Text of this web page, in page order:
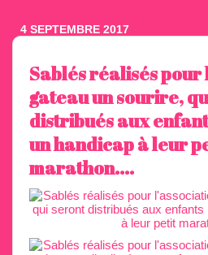
4 SEPTEMBRE 2017
Sablés réalisés pour
gateau un sourire,
distribués aux
un handicap à leur
marathon....